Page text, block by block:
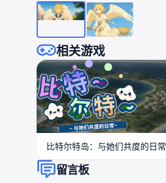
相关游戏
比特尔特岛：与她们共度的日常
留言板